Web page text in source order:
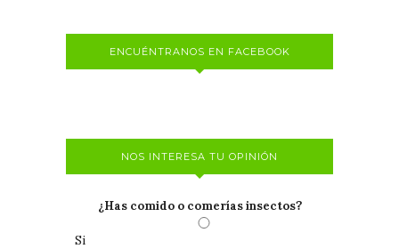
ENCUÉNTRANOS EN FACEBOOK
NOS INTERESA TU OPINIÓN
¿Has comido o comerías insectos?
Si